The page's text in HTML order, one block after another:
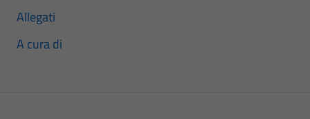
Allegati
A cura di